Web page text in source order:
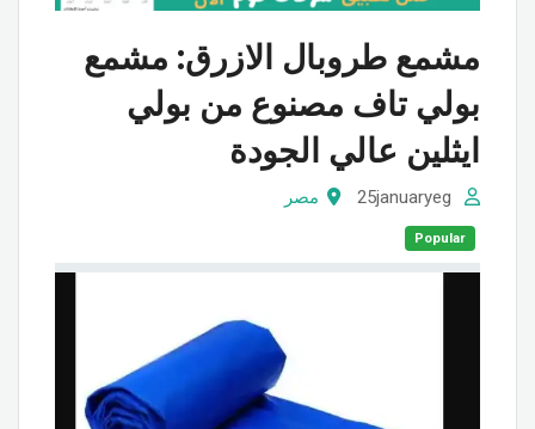
مشمع طروبال الازرق: مشمع
بولي تاف مصنوع من بولي
ايثلين عالي الجودة
مصر
Popular